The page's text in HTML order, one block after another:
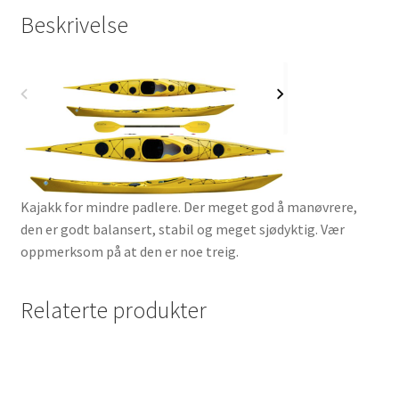
Beskrivelse
Kajakk for mindre padlere. Der meget god å manøvrere,
den er godt balansert, stabil og meget sjødyktig. Vær
oppmerksom på at den er noe treig.
Relaterte produkter